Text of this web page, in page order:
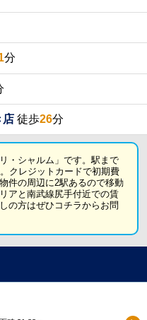
分
店 徒歩26分
・シャルム」です。駅まで
クレジットカードで初期費
件の周辺に2駅あるので移動
アと南武線尻手付近での賃
の方はぜひコチラからお問